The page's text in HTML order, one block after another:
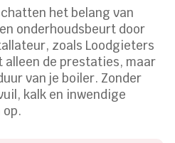
het belang van
onderhoudsbeurt door
zoals Loodgieters
de prestaties, maar
van je boiler. Zonder
kalk en inwendige